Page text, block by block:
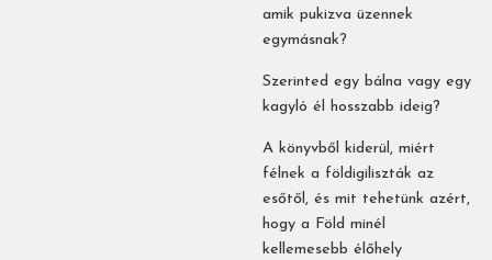
amik pukizva üzennek
egymásnak?
Szerinted egy bálna vagy egy
kagyló él hosszabb ideig?
A könyvből kiderül, miért
félnek a földigiliszták az
esőtől, és mit tehetünk azért,
hogy a Föld minél
kellemesebb élőhely